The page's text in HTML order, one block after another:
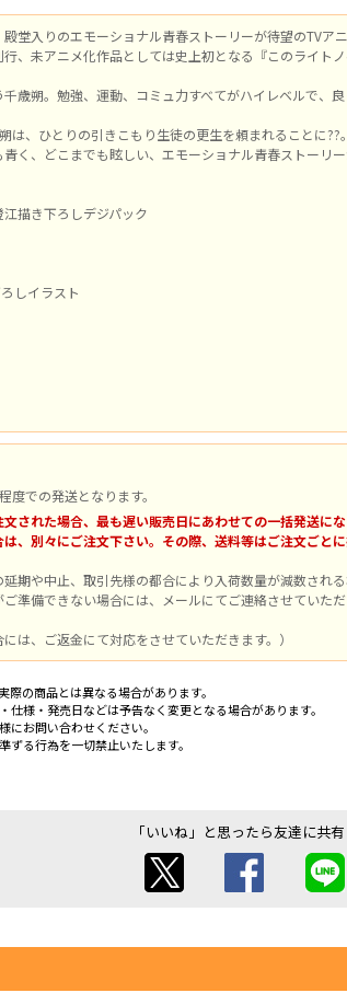
堂入りのエモーショナル青春ストーリーが待望のTVアニ
、未アニメ化作品としては史上初となる『このライト
歳朔。勉強、運動、コミュ力すべてがハイレベルで、
、ひとりの引きこもり生徒の更生を頼まれることに??。
く、どこまでも眩しい、エモーショナル青春ストーリー
描き下ろしデジパック
しイラスト
での発送となります。
された場合、最も遅い販売日にあわせての一括発送にな
は、別々にご注文下さい。その際、送料等はご注文ごと
期や中止、取引先様の都合により入荷数量が減数される
準備できない場合には、メールにてご連絡させていた
は、ご返金にて対応をさせていただきます。）
の商品とは異なる場合があります。
仕様・発売日などは予告なく変更となる場合があります。
にお問い合わせください。
る行為を一切禁止いたします。
「いいね」と思ったら友達に共有